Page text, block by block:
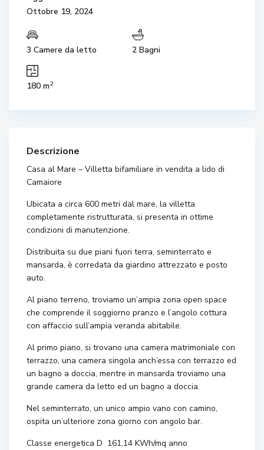
Ottobre 19, 2024
3 Camere da letto 2 Bagni
180 m2
Descrizione
Casa al Mare – Villetta bifamiliare in vendita a lido di
Camaiore
Ubicata a circa 600 metri dal mare, la villetta
completamente ristrutturata, si presenta in ottime
condizioni di manutenzione.
Distribuita su due piani fuori terra, seminterrato e
mansarda, è corredata da giardino attrezzato e posto
auto.
Al piano terreno, troviamo un’ampia zona open space
che comprende il soggiorno pranzo e l’angolo cottura
con affaccio sull’ampia veranda abitabile.
Al primo piano, si trovano una camera matrimoniale con
terrazzo, una camera singola anch’essa con terrazzo ed
un bagno a doccia, mentre in mansarda troviamo una
grande camera da letto ed un bagno a doccia.
Nel seminterrato, un unico ampio vano con camino,
ospita un’ulteriore zona giorno con angolo bar.
Classe energetica D 161,14 KWh/mq anno